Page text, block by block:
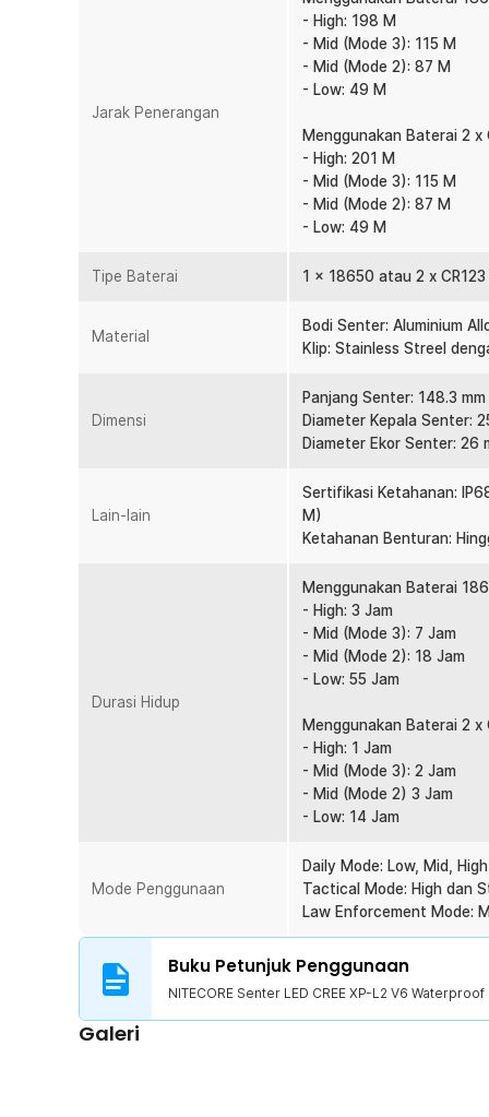
Sebagai pengisi daya, senter LED NITECORE P10 V2
atau dua baterai CR123/RCR123. Anda dapat memilih
Bagian ekor senter dilengkapi indikator LED yang
Pengguna dapat memantau kapasitas yang tersisa
penggantian atau pengisian baterai. Fitur ini sangat
lapangan atau perjalanan panjang. Mengurangi risiko
Senter LED ini memiliki sertifikasi IP68 yang
digunakan di tengah hujan atau lingkungan ekstrem.
benturan hingga 1 M. Menjadikannya perlengkapan
Sertifikat Dealer Resmi
Kelengkapan Produk
Jarak Penerangan
- High: 198 M
- Mid (Mode 3): 115 M
- Mid (Mode 2): 87 M
- Low: 49 M
Menggunakan Baterai 2 x
- High: 201 M
- Mid (Mode 3): 115 M
- Mid (Mode 2): 87 M
- Low: 49 M
Tipe Baterai 1 x 18650 atau 2 x
Material
Bodi Senter: Aluminium
Klip: Stainless Streel
Dimensi
Panjang Senter: 148.3 mm
Diameter Kepala Senter:
Diameter Ekor Senter: 26
Lain-lain
Sertifikasi Ketahanan:
M)
Ketahanan Benturan:
Durasi Hidup
Menggunakan Baterai
- High: 3 Jam
- Mid (Mode 3): 7 Jam
- Mid (Mode 2): 18 Jam
- Low: 55 Jam
Menggunakan Baterai 2 x
- High: 1 Jam
- Mid (Mode 3): 2 Jam
- Mid (Mode 2) 3 Jam
- Low: 14 Jam
Mode Penggunaan
Daily Mode: Low, Mid,
Tactical Mode: High dan
Law Enforcement Mode:
Buku Petunjuk Penggunaan
NITECORE Senter LED CREE XP-L2 V6
Galeri